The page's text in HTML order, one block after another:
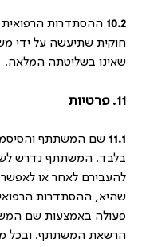
10.2 ההסתדרות הרפואית
חוקית שתיעשה על ידי
שאינו בשליטתה המלאה.
11. פרטיות
11.1 שם המשתתף
בלבד. המשתתף נדרש
להעבירם לאחר או
שהיא, ההסתדרות
פעולה באמצעות שם
הרשאת המשתתף. ובכל